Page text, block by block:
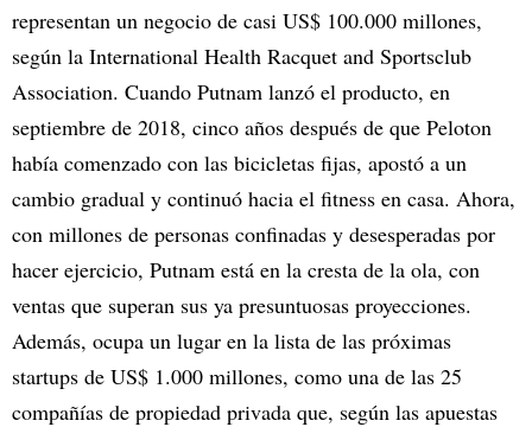
representan un negocio de casi US$ 100.000 millones,
según la International Health Racquet and Sportsclub
Association. Cuando Putnam lanzó el producto, en
septiembre de 2018, cinco años después de que Peloton
había comenzado con las bicicletas fijas, apostó a un
cambio gradual y continuó hacia el fitness en casa. Ahora,
con millones de personas confinadas y desesperadas por
hacer ejercicio, Putnam está en la cresta de la ola, con
ventas que superan sus ya presuntuosas proyecciones.
Además, ocupa un lugar en la lista de las próximas
startups de US$ 1.000 millones, como una de las 25
compañías de propiedad privada que, según las apuestas